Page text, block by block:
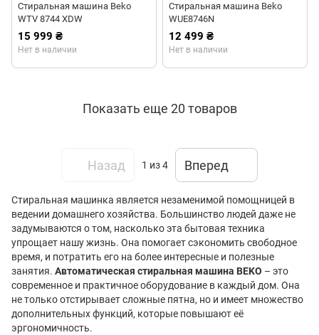
Стиральная машина Beko
WTV 8744 XDW
15 999 ₴
Нет в наличии
Стиральная машина Beko
WUE8746N
12 499 ₴
Нет в наличии
Показать еще 20 товаров
Назад 1 из 4 Вперед
Стиральная машинка является незаменимой помощницей в
ведении домашнего хозяйства. Большинство людей даже не
задумываются о том, насколько эта бытовая техника
упрощает нашу жизнь. Она помогает сэкономить свободное
время, и потратить его на более интересные и полезные
занятия. Автоматическая стиральная машина BEKO – это
современное и практичное оборудование в каждый дом. Она
не только отстирывает сложные пятна, но и имеет множество
дополнительных функций, которые повышают её
эргономичность.